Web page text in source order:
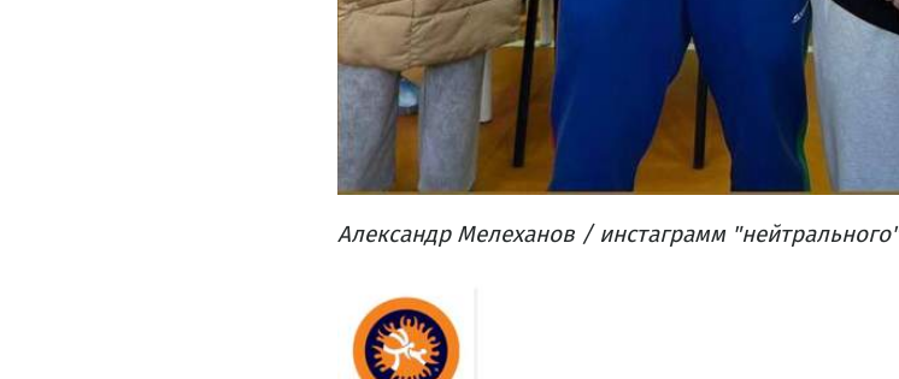
Александр Мелеханов / инстаграмм